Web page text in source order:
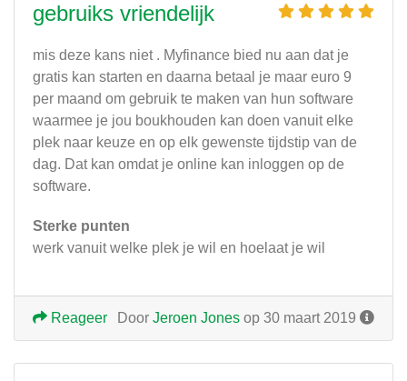
gebruiks vriendelijk
mis deze kans niet . Myfinance bied nu aan dat je
gratis kan starten en daarna betaal je maar euro 9
per maand om gebruik te maken van hun software
waarmee je jou boukhouden kan doen vanuit elke
plek naar keuze en op elk gewenste tijdstip van de
dag. Dat kan omdat je online kan inloggen op de
software.
Sterke punten
werk vanuit welke plek je wil en hoelaat je wil
Door Jeroen Jones op 30 maart 2019
Reageer